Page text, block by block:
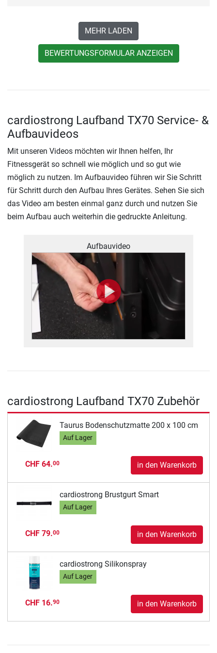
MEHR LADEN
BEWERTUNGSFORMULAR ANZEIGEN
cardiostrong Laufband TX70 Service- &
Aufbauvideos
Mit unseren Videos möchten wir Ihnen helfen, Ihr
Fitnessgerät so schnell wie möglich und so gut wie
möglich zu nutzen. Im Aufbauvideo führen wir Sie Schritt
für Schritt durch den Aufbau Ihres Gerätes. Sehen Sie sich
das Video am besten einmal ganz durch und nutzen Sie
beim Aufbau auch weiterhin die gedruckte Anleitung.
Aufbauvideo
cardiostrong Laufband TX70 Zubehör
Taurus Bodenschutzmatte 200 x 100 cm
Auf Lager
CHF 64.00 in den Warenkorb
cardiostrong Brustgurt Smart
Auf Lager
CHF 79.00 in den Warenkorb
cardiostrong Silikonspray
Auf Lager
CHF 16.90 in den Warenkorb